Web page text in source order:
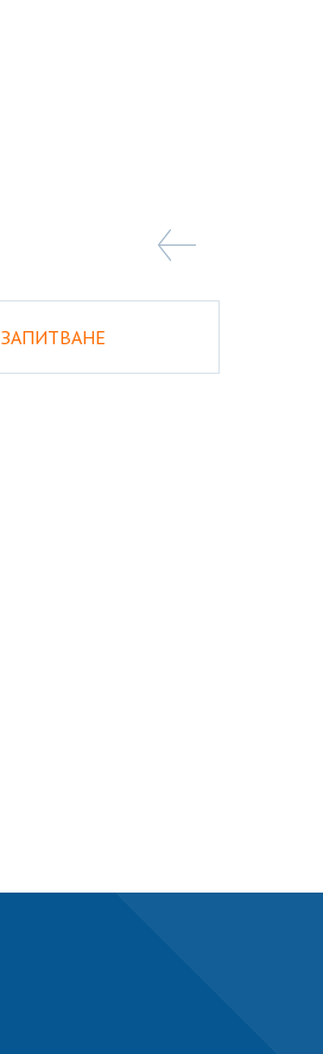
ЗАПИТВАНЕ